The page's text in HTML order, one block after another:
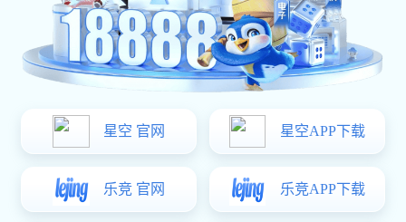
仪表及相关流机械设备产品在中国的授权代理公司。主要品牌包括,
GF管路系统的PVDF现货，Agru管路系统的PVDF现货，PVDF特殊
尺寸定制，德国盖米阀门，东丽、海德能反渗透膜，桑德斯的换热
器，Plast-O-Matic塑料阀门，台湾协羽，台湾环琪等国际品牌产
品。业务范围涉及半导体、石油、化工、电力、汽车、航空航天、
公司商业办公位于上海市普陀区中心区域，还拥有800平方米的
生产和维修车间，具备制造和系统集成能力。
了解更多